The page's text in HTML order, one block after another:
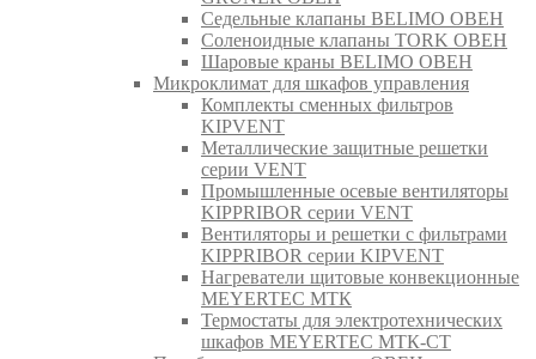
Седельные клапаны BELIMO ОВЕН
Соленоидные клапаны TORK ОВЕН
Шаровые краны BELIMO ОВЕН
Микроклимат для шкафов управления
Комплекты сменных фильтров
KIPVENT
Металлические защитные решетки
серии VENT
Промышленные осевые вентиляторы
KIPPRIBOR серии VENT
Вентиляторы и решетки с фильтрами
KIPPRIBOR серии KIPVENT
Нагреватели щитовые конвекционные
MEYERTEC МТК
Термостаты для электротехнических
шкафов MEYERTEC МТК-СТ